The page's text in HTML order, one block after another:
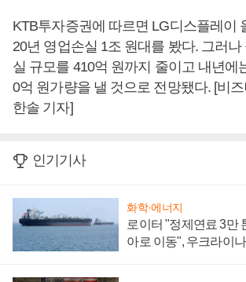
KTB투자증권에 따르면 LG디스플레이
20년 영업손실 1조 원대를 봤다. 그러
실 규모를 410억 원까지 줄이고 내년에
0억 원가량을 낼 것으로 전망됐다. [비
한솔 기자]
인기기사
화학·에너지
로이터 "정제연료 3만
아로 이동", 우크라이